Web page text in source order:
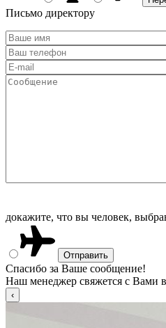
Письмо директору
докажите, что вы человек,
Спасибо за Ваше сообщение!
Наш менеджер свяжется с Вами